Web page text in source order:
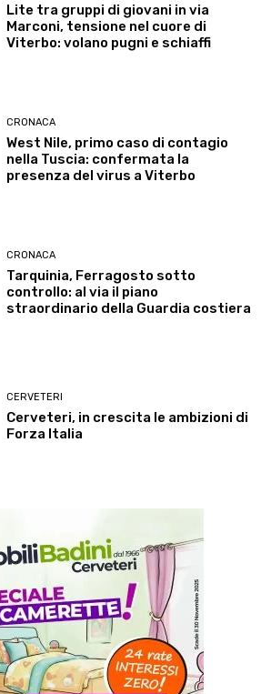
Lite tra gruppi di giovani in via
Marconi, tensione nel cuore di
Viterbo: volano pugni e schiaffi
CRONACA
West Nile, primo caso di contagio
nella Tuscia: confermata la
presenza del virus a Viterbo
CRONACA
Tarquinia, Ferragosto sotto
controllo: al via il piano
straordinario della Guardia costiera
CERVETERI
Cerveteri, in crescita le ambizioni di
Forza Italia